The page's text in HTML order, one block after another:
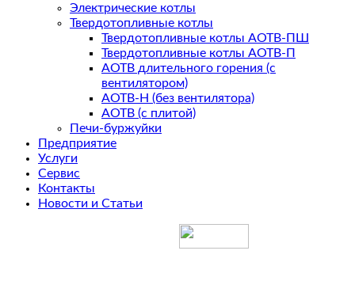
Электрические котлы
Твердотопливные котлы
Твердотопливные котлы АОТВ-ПШ
Твердотопливные котлы АОТВ-П
АОТВ длительного горения (с
вентилятором)
АОТВ-Н (без вентилятора)
АОТВ (с плитой)
Печи-буржуйки
Предприятие
Услуги
Сервис
Контакты
Новости и Статьи